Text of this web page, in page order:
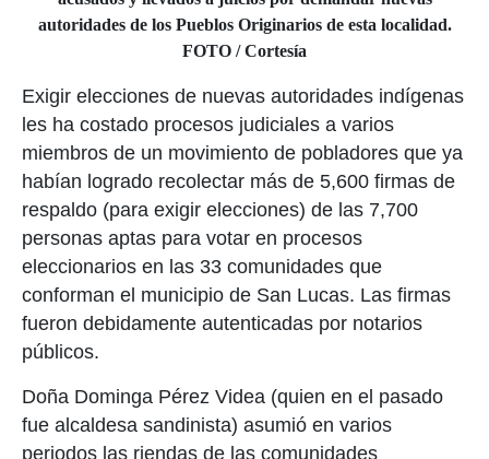
autoridades de los Pueblos Originarios de esta localidad.
FOTO / Cortesía
Exigir elecciones de nuevas autoridades indígenas
les ha costado procesos judiciales a varios
miembros de un movimiento de pobladores que ya
habían logrado recolectar más de 5,600 firmas de
respaldo (para exigir elecciones) de las 7,700
personas aptas para votar en procesos
eleccionarios en las 33 comunidades que
conforman el municipio de San Lucas. Las firmas
fueron debidamente autenticadas por notarios
públicos.
Doña Dominga Pérez Videa (quien en el pasado
fue alcaldesa sandinista) asumió en varios
periodos las riendas de las comunidades